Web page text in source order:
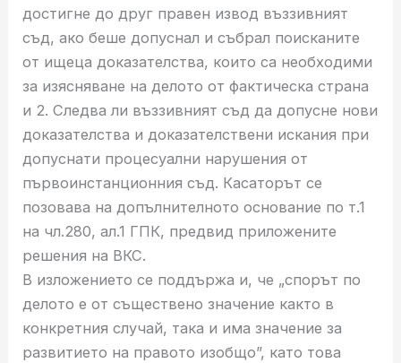
достигне до друг правен извод въззивният
съд, ако беше допуснал и събрал поисканите
от ищеца доказателства, които са необходими
за изясняване на делото от фактическа страна
и 2. Следва ли въззивният съд да допусне нови
доказателства и доказателствени искания при
допуснати процесуални нарушения от
първоинстанционния съд. Касаторът се
позовава на допълнителното основание по т.1
на чл.280, ал.1 ГПК, предвид приложените
решения на ВКС.
В изложението се поддържа и, че „спорът по
делото е от съществено значение както в
конкретния случай, така и има значение за
развитието на правото изобщо”, като това